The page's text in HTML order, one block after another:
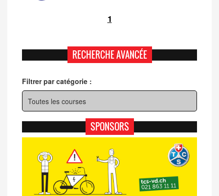
1
RECHERCHE AVANCÉE
Filtrer par catégorie :
SPONSORS